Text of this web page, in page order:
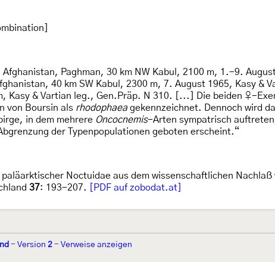
Paghman, 30 km NW Kabul, 2100 m, 1.-9.
40 km SW Kabul, 2300 m, 7. August 1965, Kasy &
Kasy & Vartian leg., Gen.Präp. N 310. [...] Die beiden ♀-
von Boursin als rhodophaeagekennzeichnet. Dennoch wird
in dem mehrere Oncocnemis-Arten sympatrisch
der Typenpopulationen geboten erscheint.“
paläarktischer Noctuidae aus dem wissenschaftlichen
37: 193-207. [PDF auf zobodat.at]
- Version 2 - Verweise anzeigen